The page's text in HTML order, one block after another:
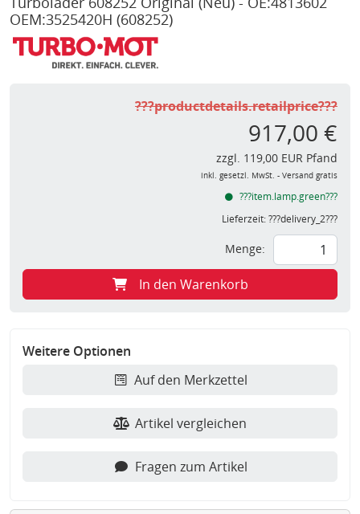
OEM:3525420H (608252)
???productdetails.retailprice???
917,00 €
zzgl. 119,00 EUR Pfand
inkl. gesetzl. MwSt. - Versand gratis
???item.lamp.green???
Lieferzeit:???delivery_2???
Menge:
In den Warenkorb
Weitere Optionen
Auf den Merkzettel
Artikel vergleichen
Fragen zum Artikel